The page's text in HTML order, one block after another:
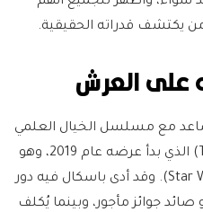
يكتشف قدراته الحقيقية.
على العرش
مع مسلسل الخيال العلمي
"ذا ماندالوريان" (The Mandalorian) الذي بدأ عرضه عام 2019، وهو
جزء من عالم "حرب النجوم" (Star Wars). وقد أدى باسكال فيه دور
جوائز مأجور، وبينما يُكلف